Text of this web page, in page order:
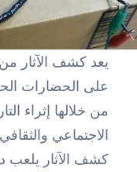
يعد كشف الآثار
على الحضارات
من خلالها إثراء
الاجتماعي
كشف الآثار يلعب